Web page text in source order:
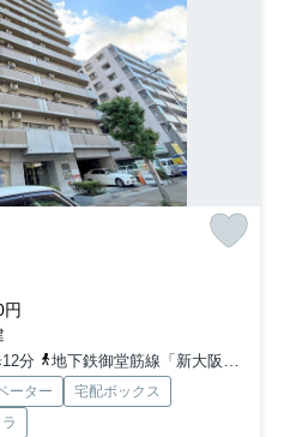
分
地下鉄御堂筋線「新大阪」駅 徒歩13分
ーター
宅配ボックス